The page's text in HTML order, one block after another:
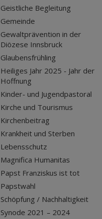
Geistliche Begleitung
Gemeinde
Gewaltprävention in der
Diözese Innsbruck
Glaubensfrühling
Heiliges Jahr 2025 - Jahr der
Hoffnung
Kinder- und Jugendpastoral
Kirche und Tourismus
Kirchenbeitrag
Krankheit und Sterben
Lebensschutz
Magnifica Humanitas
Papst Franziskus ist tot
Papstwahl
Schöpfung / Nachhaltigkeit
Synode 2021 – 2024